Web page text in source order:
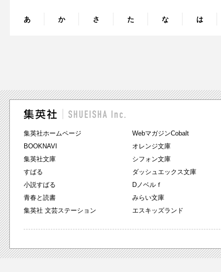
あ か さ た な は
集英社ホームページ
BOOKNAVI
集英社文庫
すばる
小説すばる
青春と読書
集英社 文芸ステーション
WebマガジンCobalt
オレンジ文庫
シフォン文庫
ダッシュエックス文庫
Dノベルｆ
みらい文庫
エスキッズランド